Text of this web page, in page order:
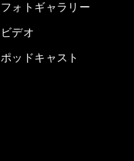
フォトギャラリー
ビデオ
ポッドキャスト